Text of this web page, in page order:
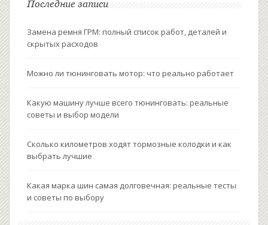
Последние записи
Замена ремня ГРМ: полный список работ, деталей и
скрытых расходов
Можно ли тюнинговать мотор: что реально работает
Какую машину лучше всего тюнинговать: реальные
советы и выбор модели
Сколько километров ходят тормозные колодки и как
выбрать лучшие
Какая марка шин самая долговечная: реальные тесты
и советы по выбору